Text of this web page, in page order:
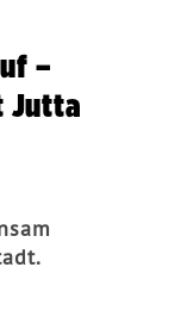
–
Jutta